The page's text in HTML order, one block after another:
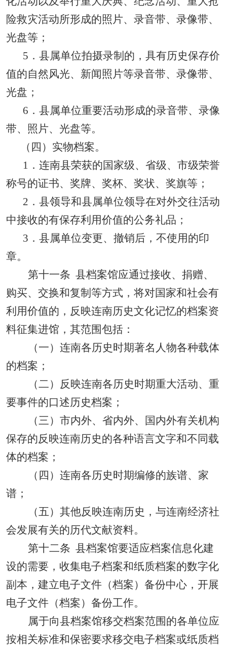
险救灾活动所形成的照片、录音带、录像带、
光盘等；
5 ．县属单位拍摄录制的，具有历史保存价
值的自然风光、新闻照片等录音带、录像带、
光盘；
6 ．县属单位重要活动形成的录音带、录像
带、照片、光盘等。
（四）实物档案。
1 ．连南县荣获的国家级、省级、市级荣誉
称号的证书、奖牌、奖杯、奖状、奖旗等；
2 ．县领导和县属单位领导在对外交往活动
中接收的有保存利用价值的公务礼品；
3 ．县属单位变更、撤销后，不使用的印
章。
第十一条 县档案馆应通过接收、捐赠、
购买、交换和复制等方式，将对国家和社会有
利用价值的，反映连南历史文化记忆的档案资
料征集进馆，其范围包括：
（一）连南各历史时期著名人物各种载体
的档案；
（二）反映连南各历史时期重大活动、重
要事件的口述历史档案；
（三）市内外、省内外、国内外有关机构
保存的反映连南历史的各种语言文字和不同载
体的档案；
（四）连南各历史时期编修的族谱、家
谱；
（五）其他反映连南历史，与连南经济社
会发展有关的历代文献资料。
第十二条 县档案馆要适应档案信息化建
设的需要，收集电子档案和纸质档案的数字化
副本，建立电子文件（档案）备份中心，开展
电子文件（档案）备份工作。
属于向县档案馆移交档案范围的各单位应
按相关标准和保密要求移交电子档案或纸质档